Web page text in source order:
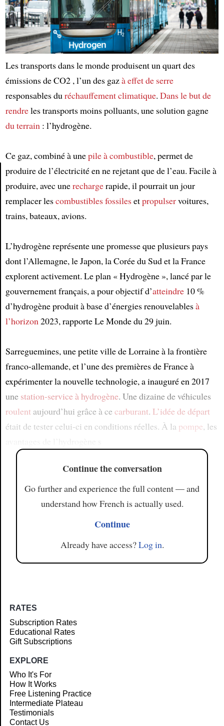
Article
Les transports dans le monde produisent un quart des
émissions de CO2 , l’un des gazà effet de serre
responsables duréchauffement climatique. Dans le but de
rendreles transports moins polluants, une solution gagne
du terrain: l’hydrogène.
Ce gaz, combiné à unepile à combustible, permet de
produire de l’électricité en ne rejetant que de l’eau. Facile à
produire, avec unerechargerapide, il pourrait un jour
remplacer lescombustibles fossilesetpropulservoitures,
trains, bateaux, avions.
L’hydrogène représente une promesse que plusieurs pays
dont l’Allemagne, le Japon, la Corée du Sud et la France
explorent activement. Le plan « Hydrogène », lancé par le
gouvernement français, a pour objectif d’atteindre10 %
d’hydrogène produit à base d’énergies renouvelablesà
l’horizon2023, rapporte Le Monde du 29 juin.
Sarreguemines, une petite ville de Lorraine à la frontière
franco-allemande, et l’une des premières de France à
expérimenter la nouvelle technologie, a inauguré en 2017
une station-service à hydrogène. Une dizaine de véhicules
roulentaujourd’hui grâce à cecarburant. L’idée de départ
était de tester celui-ci en conditions réelles. À la pompe, les
Continue the conversation
Go further and experience the full content — and
understand how French is actually used.
Continue
Already have access?Log in.
RATES
Subscription Rates
Educational Rates
Gift Subscriptions
EXPLORE
Who It's For
How It Works
Free Listening Practice
Intermediate Plateau
Testimonials
Contact Us